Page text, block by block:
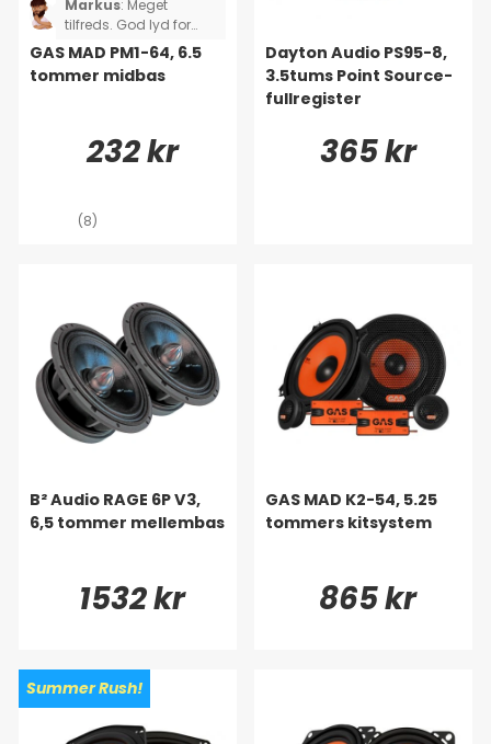
Markus: Meget
tilfreds. God lyd for
pengene.
GAS MAD PM1-64, 6.5
tommer midbas
232 kr
(8)
Dayton Audio PS95-8,
3.5tums Point Source-
fullregister
365 kr
B² Audio RAGE 6P V3,
6,5 tommer mellembas
1532 kr
GAS MAD K2-54, 5.25
tommers kitsystem
865 kr
Summer Rush!